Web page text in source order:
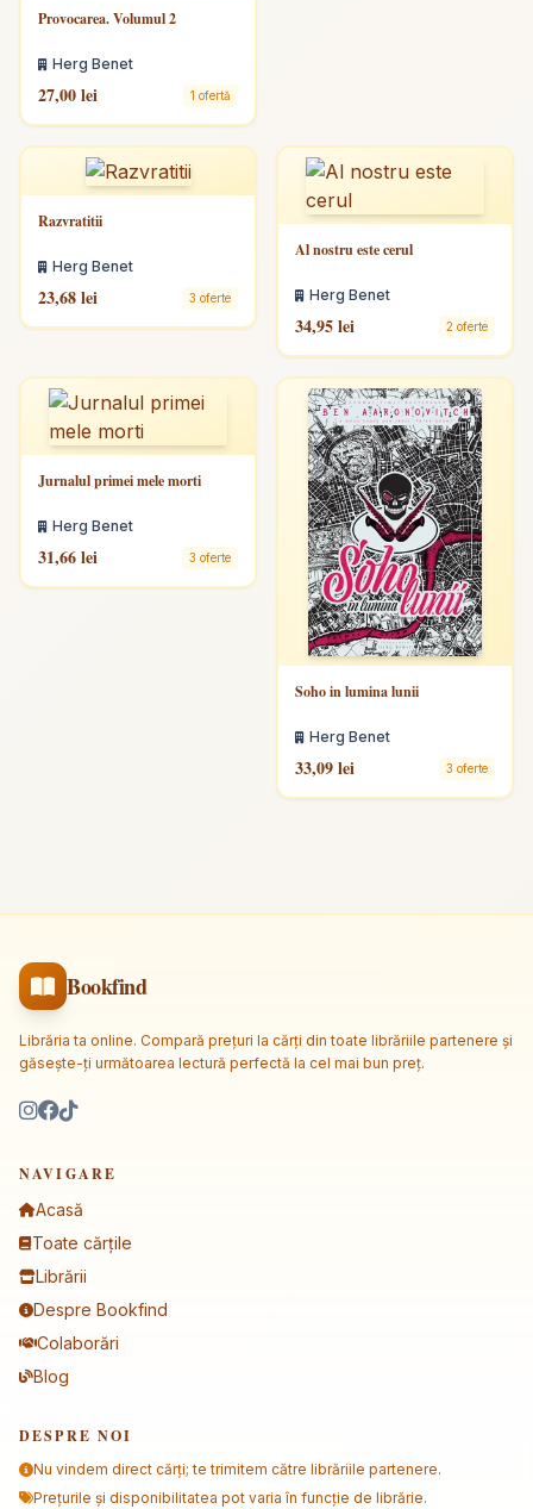
Provocarea. Volumul 2
Herg Benet
27,00 lei 1 ofertă
Razvratitii
Herg Benet
23,68 lei 3 oferte
Al nostru este cerul
Herg Benet
34,95 lei 2 oferte
Jurnalul primei mele morti
Herg Benet
31,66 lei 3 oferte
Soho in lumina lunii
Herg Benet
33,09 lei 3 oferte
Bookfind
Librăria ta online. Compară prețuri la cărți din toate librăriile partenere și
găsește-ți următoarea lectură perfectă la cel mai bun preț.
NAVIGARE
Acasă
Toate cărțile
Librării
Despre Bookfind
Colaborări
Blog
DESPRE NOI
Nu vindem direct cărți; te trimitem către librăriile partenere.
Prețurile și disponibilitatea pot varia în funcție de librărie.